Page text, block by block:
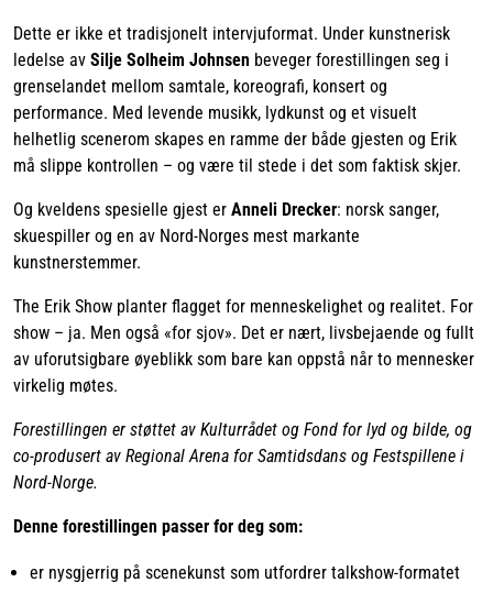
Dette er ikke et tradisjonelt intervjuformat. Under kunstnerisk
ledelse av Silje Solheim Johnsen beveger forestillingen seg i
grenselandet mellom samtale, koreografi, konsert og
performance. Med levende musikk, lydkunst og et visuelt
helhetlig scenerom skapes en ramme der både gjesten og Erik
må slippe kontrollen – og være til stede i det som faktisk skjer.
Og kveldens spesielle gjest er Anneli Drecker: norsk sanger,
skuespiller og en av Nord-Norges mest markante
kunstnerstemmer.
The Erik Show planter flagget for menneskelighet og realitet. For
show – ja. Men også «for sjov». Det er nært, livsbejaende og fullt
av uforutsigbare øyeblikk som bare kan oppstå når to mennesker
virkelig møtes.
Forestillingen er støttet av Kulturrådet og Fond for lyd og bilde, og
co-produsert av Regional Arena for Samtidsdans og Festspillene i
Nord-Norge.
Denne forestillingen passer for deg som:
er nysgjerrig på scenekunst som utfordrer talkshow-formatet